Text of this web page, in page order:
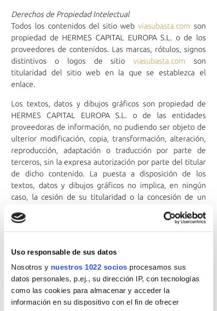
Uso responsable de sus datos
Nosotros y nuestros 1022 socios procesamos sus
datos personales, p.ej., su dirección IP, con tecnologías
como las cookies para almacenar y acceder la
información en su dispositivo con el fin de ofrecer
Derechos de Propiedad Intelectual
Todos los contenidos del sitio webviasubasta.com son
propiedad de HERMES CAPITAL EUROPA S.L. o de los
proveedores de contenidos. Las marcas, rótulos, signos
distintivos o logos de sitio viasubasta.com son
titularidad del sitio web en la que se establezca el
enlace.
Los textos, datos y dibujos gráficos son propiedad de
HERMES CAPITAL EUROPA S.L. o de las entidades
proveedoras de información, no pudiendo ser objeto de
ulterior modificación, copia, transformación, alteración,
reproducción, adaptación o traducción por parte de
terceros, sin la expresa autorización por parte del titular
de dicho contenido. La puesta a disposición de los
textos, datos y dibujos gráficos no implica, en ningún
caso, la cesión de su titularidad o la concesión de un
transformación, distribución, o transmisión a su favor,
distinto del derecho de uso que comporta la utilización
Enlaces hipervínculos
Si desea establecer en su sitio web un enlace
(hipervínculo, "link", "banner") al sitio web
de
viasubasta.com
, deberá obtener la previa